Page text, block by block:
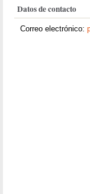
Datos de contacto
Correo electrónico: